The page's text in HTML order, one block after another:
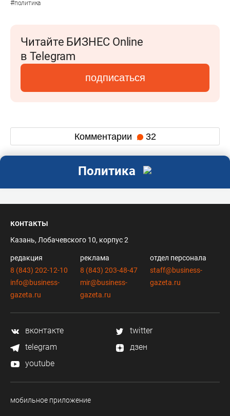
#политика
Читайте БИЗНЕС Online
в Telegram
подписаться
Комментарии 32
Политика
контакты
Казань, Лобачевского 10, корпус 2
редакция
8 (843) 202-12-10
info@business-
gazeta.ru
реклама
8 (843) 203-48-47
mir@business-
gazeta.ru
отдел персонала
staff@business-
gazeta.ru
вконтакте
twitter
telegram
дзен
youtube
мобильное приложение